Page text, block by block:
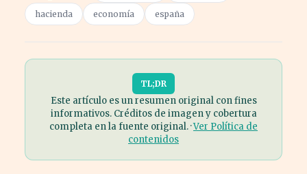
hacienda economía españa
TL;DR
Este artículo es un resumen original con fines
informativos. Créditos de imagen y cobertura
completa en la fuente original. ·Ver Política de
contenidos